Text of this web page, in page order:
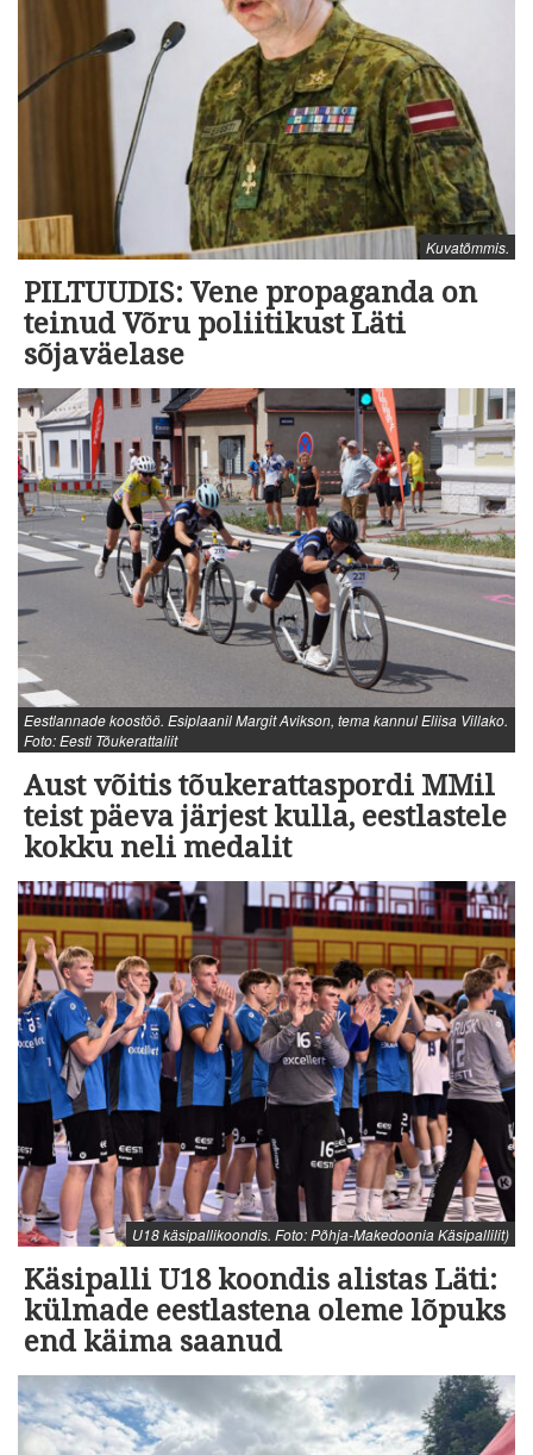
Kuvatõmmis.
PILTUUDIS: Vene propaganda on
teinud Võru poliitikust Läti
sõjaväelase
Eestlannade koostöö. Esiplaanil Margit Avikson, tema kannul Eliisa Villako.
Foto: Eesti Tõukerattaliit
Aust võitis tõukerattaspordi MMil
teist päeva järjest kulla, eestlastele
kokku neli medalit
U18 käsipallikoondis. Foto: Põhja-Makedoonia Käsipallilit)
Käsipalli U18 koondis alistas Läti:
külmade eestlastena oleme lõpuks
end käima saanud